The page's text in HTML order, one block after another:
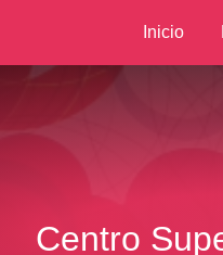
Inicio
Centro